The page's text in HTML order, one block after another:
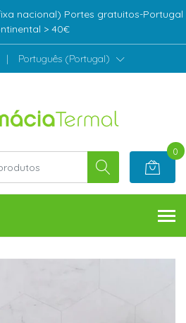
nacional) Portes gratuitos-Portugal
> 40€
| Português (Portugal)
0